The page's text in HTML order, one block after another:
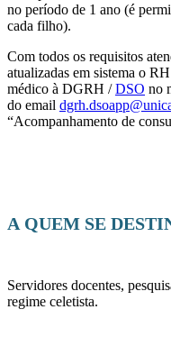
no período de 1 ano (é
cada filho).
Com todos os requisitos
atualizadas em sistema o
médico à DGRH /DSO no
do email
“Acompanhamento de
A QUEM SE
Servidores docentes,
regime celetista.